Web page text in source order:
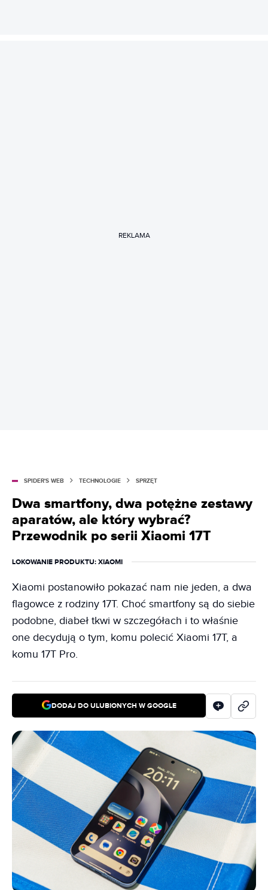
REKLAMA
SPIDER'S WEB TECHNOLOGIE SPRZĘT
Dwa smartfony, dwa potężne zestawy
aparatów, ale który wybrać?
Przewodnik po serii Xiaomi 17T
LOKOWANIE PRODUKTU: XIAOMI
Xiaomi postanowiło pokazać nam nie jeden, a dwa
flagowce z rodziny 17T. Choć smartfony są do siebie
podobne, diabeł tkwi w szczegółach i to właśnie
one decydują o tym, komu polecić Xiaomi 17T, a
komu 17T Pro.
DODAJ DO ULUBIONYCH W GOOGLE